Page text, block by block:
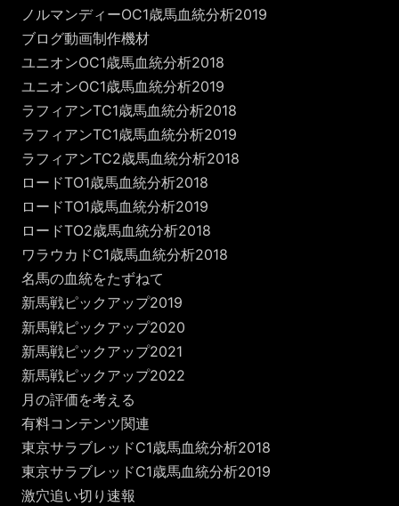
ノルマンディーOC1歳馬血統分析2019
ブログ動画制作機材
ユニオンOC1歳馬血統分析2018
ユニオンOC1歳馬血統分析2019
ラフィアンTC1歳馬血統分析2018
ラフィアンTC1歳馬血統分析2019
ラフィアンTC2歳馬血統分析2018
ロードTO1歳馬血統分析2018
ロードTO1歳馬血統分析2019
ロードTO2歳馬血統分析2018
ワラウカドC1歳馬血統分析2018
名馬の血統をたずねて
新馬戦ピックアップ2019
新馬戦ピックアップ2020
新馬戦ピックアップ2021
新馬戦ピックアップ2022
月の評価を考える
有料コンテンツ関連
東京サラブレッドC1歳馬血統分析2018
東京サラブレッドC1歳馬血統分析2019
激穴追い切り速報